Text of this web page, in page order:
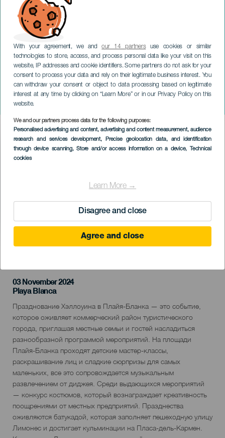
With your agreement, we andour 14 partnersuse cookies or similar
technologies to store, access, and process personal data like your visit on this
website, IP addresses and cookie identifiers. Some partners do not ask for your
consent to process your data and rely on their legitimate business interest. You
can withdraw your consent or object to data processing based on legitimate
interest at any time by clicking on “Learn More” or in our Privacy Policy on this
website.
We and our partners process data for the following purposes:
Personalised advertising and content, advertising and content measurement, audience
research and services development, Precise geolocation data, and identification
through device scanning, Store and/or access information on a device, Technical
cookies
Learn More →
Disagree and close
Agree and close
Хэллоуин в Плайя-Бланка
ЛАНСАРОТЕ
Imagen
Listado
03 November 2024
Localidad
Playa Blanca
Descripción
del
evento
Празднование Хэллоуина в Плайя-Бланка — это событие,
которое оживляет коммерческий район туристического
города, приглашая местные семьи и гостей насладиться
разнообразной программой мероприятий. На площади
Плайя-Бланка проходят детские мастер-классы,
раскрашивание лиц и сладкие сюрпризы для самых
маленьких, все это сопровождается музыкальным
развлечением от диджея. Среди выдающихся мероприятий
— конкурс костюмов, который вознаграждает креативность
поощрениями от местных предприятий. Празднества
оживляются батукадой, которая заполняет пешеходную улицу
Лимонес и достигает кульминации на Пласа-дель-Кармен.